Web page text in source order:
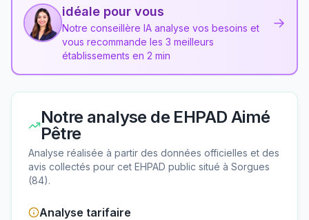
idéale pour vous
Notre conseillère IA analyse vos besoins et
vous recommande les 3 meilleurs
établissements en 2 min
→
Notre analyse de EHPAD Aimé
Pêtre
Analyse réalisée à partir des données officielles et des
avis collectés pour cet EHPAD public situé à Sorgues
(84).
Analyse tarifaire